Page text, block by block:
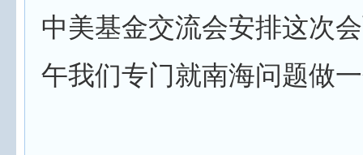
中美基金交流会安排这次
午我们专门就南海问题做